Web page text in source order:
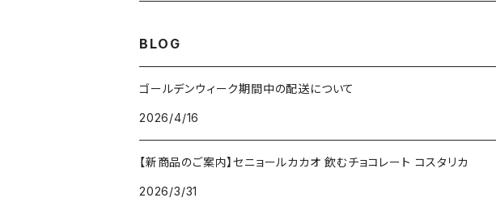
ケーキ
ブレスレット
チャームブレスレット
BLOG
ゴールデンウィーク期間中の配送について
2026/4/16
【新商品のご案内】セニョールカカオ 飲むチョコレート コスタリカ
2026/3/31